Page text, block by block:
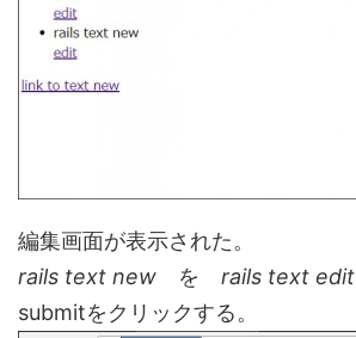
編集画面が表示された。
rails text new を rails text edit
submitをクリックする。